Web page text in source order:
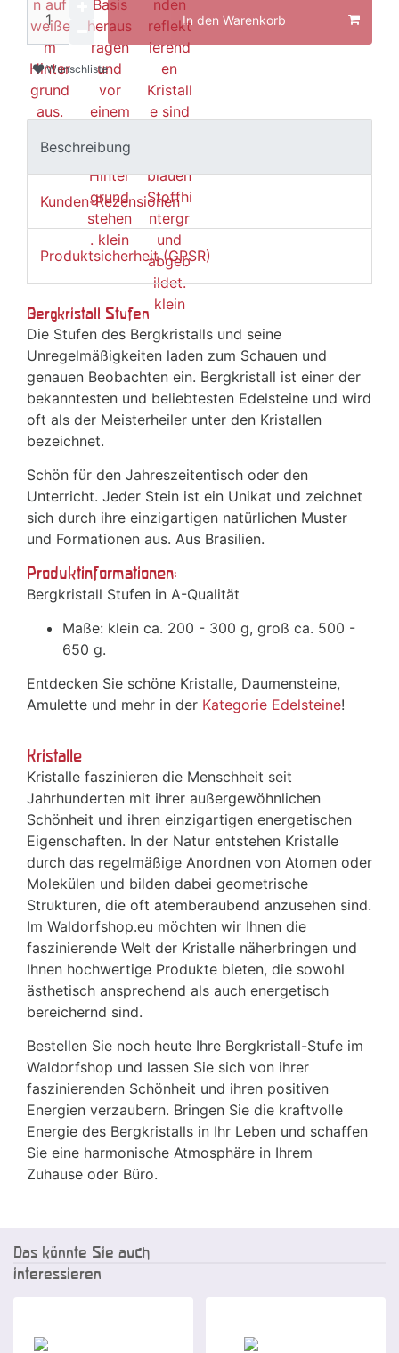
In den Warenkorb
Wunschliste
Beschreibung
Kunden-Rezensionen
Produktsicherheit (GPSR)
Bergkristall Stufen
Die Stufen des Bergkristalls und seine
Unregelmäßigkeiten laden zum Schauen und
genauen Beobachten ein. Bergkristall ist einer der
bekanntesten und beliebtesten Edelsteine und wird
oft als der Meisterheiler unter den Kristallen
bezeichnet.
Schön für den Jahreszeitentisch oder den
Unterricht. Jeder Stein ist ein Unikat und zeichnet
sich durch ihre einzigartigen natürlichen Muster
und Formationen aus. Aus Brasilien.
Produktinformationen:
Bergkristall Stufen in A-Qualität
Maße: klein ca. 200 - 300 g, groß ca. 500 -
650 g.
Entdecken Sie schöne Kristalle, Daumensteine,
Amulette und mehr in der Kategorie Edelsteine!
Kristalle
Kristalle faszinieren die Menschheit seit
Jahrhunderten mit ihrer außergewöhnlichen
Schönheit und ihren einzigartigen energetischen
Eigenschaften. In der Natur entstehen Kristalle
durch das regelmäßige Anordnen von Atomen oder
Molekülen und bilden dabei geometrische
Strukturen, die oft atemberaubend anzusehen sind.
Im Waldorfshop.eu möchten wir Ihnen die
faszinierende Welt der Kristalle näherbringen und
Ihnen hochwertige Produkte bieten, die sowohl
ästhetisch ansprechend als auch energetisch
bereichernd sind.
Bestellen Sie noch heute Ihre Bergkristall-Stufe im
Waldorfshop und lassen Sie sich von ihrer
faszinierenden Schönheit und ihren positiven
Energien verzaubern. Bringen Sie die kraftvolle
Energie des Bergkristalls in Ihr Leben und schaffen
Sie eine harmonische Atmosphäre in Ihrem
Zuhause oder Büro.
Das könnte Sie auch
interessieren